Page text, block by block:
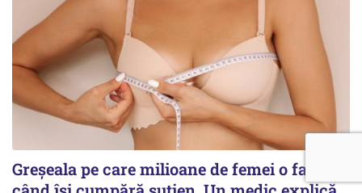
Greșeala pe care milioane de femei o fac